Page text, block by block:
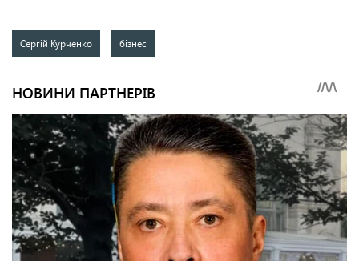
Сергій Курченко бізнес